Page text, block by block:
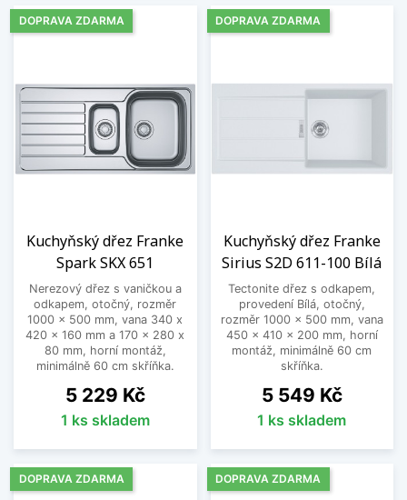
Kuchyňský dřez Franke
Spark SKX 651
Nerezový dřez s vaničkou a
odkapem, otočný, rozměr
1000 x 500 mm, vana 340 x
420 x 160 mm a 170 x 280 x
80 mm, horní montáž,
minimálně 60 cm skříňka.
Cena
5 229 Kč
1 ks skladem
DOPRAVA ZDARMA
Kuchyňský dřez Franke
Sirius S2D 611-100 Bílá
Tectonite dřez s odkapem,
provedení Bílá, otočný,
rozměr 1000 x 500 mm, vana
450 x 410 x 200 mm, horní
montáž, minimálně 60 cm
skříňka.
Cena
5 549 Kč
1 ks skladem
DOPRAVA ZDARMA
DOPRAVA ZDARMA DOPRAVA ZDARMA